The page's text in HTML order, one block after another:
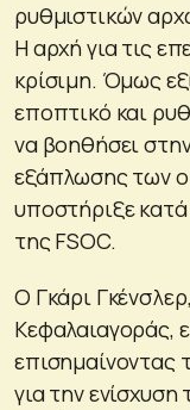
ρυθμιστικών
Η αρχή για τις
κρίσιμη. Όμως
εποπτικό και
να βοηθήσει
εξάπλωσης των
υποστήριξε
της FSOC.
Ο Γκάρι
Κεφαλαιαγοράς,
επισημαίνοντας
για την